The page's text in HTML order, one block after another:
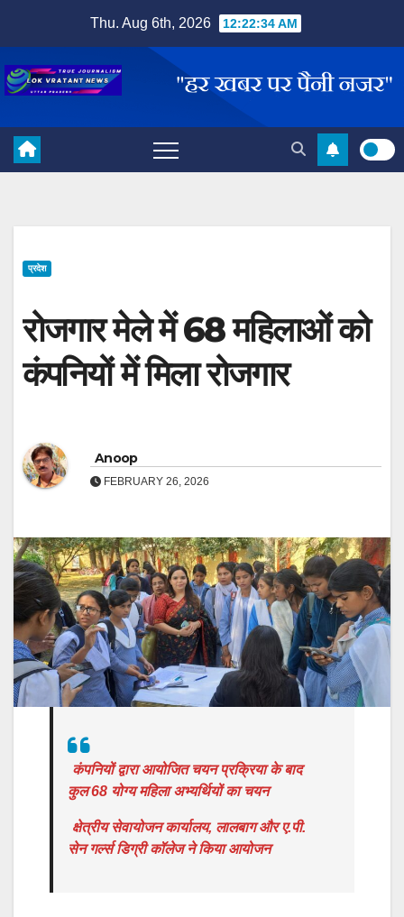
content
Thu. Aug 6th, 2026 12:22:35 AM
प्रदेश
रोजगार मेले में 68 महिलाओं को
कंपनियों में मिला रोजगार
Anoop
FEBRUARY 26, 2026
कंपनियों द्वारा आयोजित चयन प्रक्रिया के बाद
कुल 68 योग्य महिला अभ्यर्थियों का चयन
क्षेत्रीय सेवायोजन कार्यालय, लालबाग और ए.पी.
सेन गर्ल्स डिग्री कॉलेज ने किया आयोजन